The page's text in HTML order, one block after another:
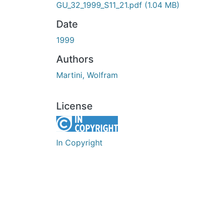
GU_32_1999_S11_21.pdf (1.04 MB)
Date
1999
Authors
Martini, Wolfram
License
In Copyright